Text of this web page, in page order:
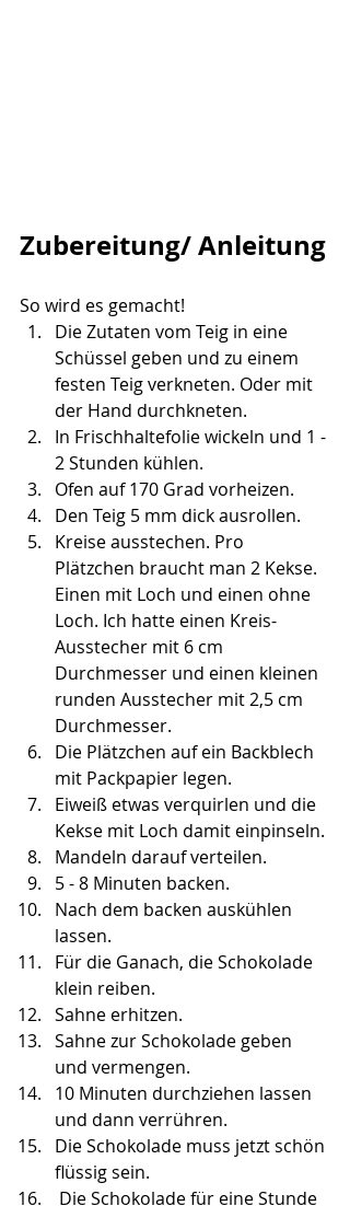
Zubereitung/ Anleitung
So wird es gemacht!
Die Zutaten vom Teig in eine
Schüssel geben und zu einem
festen Teig verkneten. Oder mit
der Hand durchkneten.
In Frischhaltefolie wickeln und 1 -
2 Stunden kühlen.
Ofen auf 170 Grad vorheizen.
Den Teig 5 mm dick ausrollen.
Kreise ausstechen. Pro
Plätzchen braucht man 2 Kekse.
Einen mit Loch und einen ohne
Loch. Ich hatte einen Kreis-
Ausstecher mit 6 cm
Durchmesser und einen kleinen
runden Ausstecher mit 2,5 cm
Durchmesser.
Die Plätzchen auf ein Backblech
mit Packpapier legen.
Eiweiß etwas verquirlen und die
Kekse mit Loch damit einpinseln.
Mandeln darauf verteilen.
5 - 8 Minuten backen.
Nach dem backen auskühlen
lassen.
Für die Ganach, die Schokolade
klein reiben.
Sahne erhitzen.
Sahne zur Schokolade geben
und vermengen.
10 Minuten durchziehen lassen
und dann verrühren.
Die Schokolade muss jetzt schön
flüssig sein.